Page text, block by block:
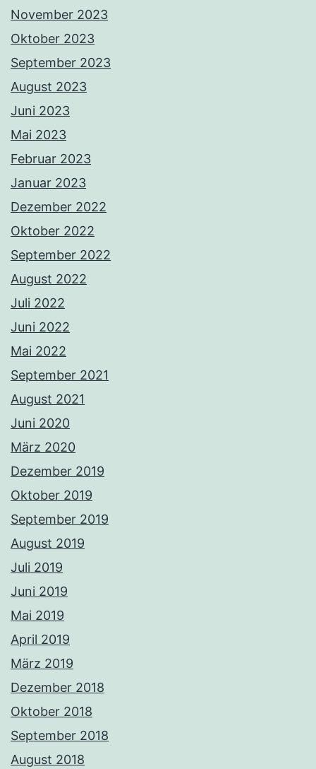
November 2023
Oktober 2023
September 2023
August 2023
Juni 2023
Mai 2023
Februar 2023
Januar 2023
Dezember 2022
Oktober 2022
September 2022
August 2022
Juli 2022
Juni 2022
Mai 2022
September 2021
August 2021
Juni 2020
März 2020
Dezember 2019
Oktober 2019
September 2019
August 2019
Juli 2019
Juni 2019
Mai 2019
April 2019
März 2019
Dezember 2018
Oktober 2018
September 2018
August 2018